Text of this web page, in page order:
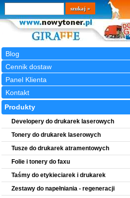
Blog
Cennik dostaw
Panel Klienta
Kontakt
Wyszukiwarka
szukaj
Produkty
Developery do drukarek laserowych
Tonery do drukarek laserowych
Tusze do drukarek atramentowych
Folie i tonery do faxu
Taśmy do etykieciarek i drukarek
Zestawy do napełniania - regeneracji